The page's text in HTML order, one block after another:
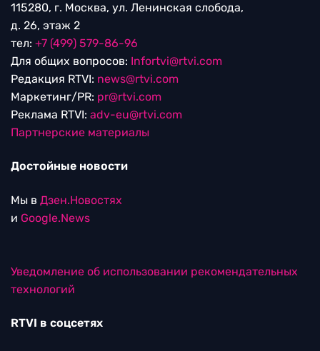
115280, г. Москва, ул. Ленинская слобода,
д. 26, этаж 2
тел: +7 (499) 579-86-96
Для общих вопросов: Infortvi@rtvi.com
Редакция RTVI: news@rtvi.com
Маркетинг/PR: pr@rtvi.com
Реклама RTVI: adv-eu@rtvi.com
Партнерские материалы
Достойные новости
Мы в Дзен.Новостях
и Google.News
Уведомление об использовании рекомендательных
технологий
RTVI в соцсетях